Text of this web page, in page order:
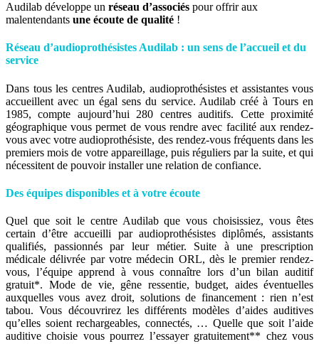
Audilab développe un réseau d’associés pour offrir aux
malentendants une écoute de qualité !
Réseau d’audioprothésistes Audilab : un sens de l’accueil et du
service
Dans tous les centres Audilab, audioprothésistes et assistantes vous
accueillent avec un égal sens du service. Audilab créé à Tours en
1985, compte aujourd’hui 280 centres auditifs. Cette proximité
géographique vous permet de vous rendre avec facilité aux rendez-
vous avec votre audioprothésiste, des rendez-vous fréquents dans les
premiers mois de votre appareillage, puis réguliers par la suite, et qui
nécessitent de pouvoir installer une relation de confiance.
Des équipes disponibles et à votre écoute
Quel que soit le centre Audilab que vous choisissiez, vous êtes
certain d’être accueilli par audioprothésistes diplômés, assistants
qualifiés, passionnés par leur métier. Suite à une prescription
médicale délivrée par votre médecin ORL, dès le premier rendez-
vous, l’équipe apprend à vous connaître lors d’un bilan auditif
gratuit*. Mode de vie, gêne ressentie, budget, aides éventuelles
auxquelles vous avez droit, solutions de financement : rien n’est
tabou. Vous découvrirez les différents modèles d’aides auditives
qu’elles soient rechargeables, connectés, … Quelle que soit l’aide
auditive choisie vous pourrez l’essayer gratuitement** chez vous